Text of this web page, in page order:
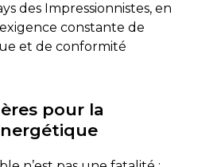
des Impressionnistes, en
constante de
et de conformité
pour la